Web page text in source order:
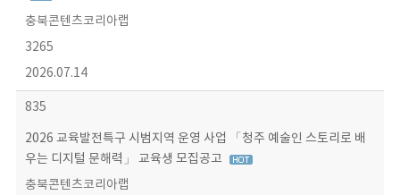
충북콘텐츠코리아랩
3265
2026.07.14
835
2026 교육발전특구 시범지역 운영 사업 「청주 예술인 스토리로 배
우는 디지털 문해력」 교육생 모집공고
충북콘텐츠코리아랩